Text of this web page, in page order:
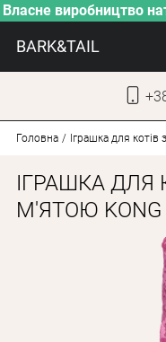
Власне виробництво
BARK&TAIL
Головна Іграшка для
ІГРАШКА ДЛЯ
М'ЯТОЮ KONG